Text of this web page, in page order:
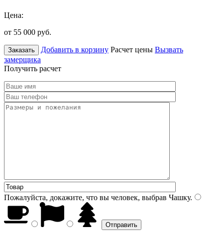
Цена:
от 55 000 руб.
Заказать Добавить в корзину Расчет цены Вызвать
замерщика
Получить расчет
Пожалуйста, докажите, что вы человек, выбрав Чашку.